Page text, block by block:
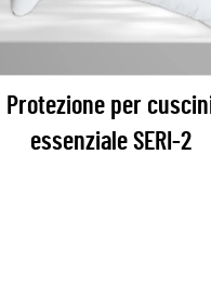
Protezione per
essenziale SERI-2